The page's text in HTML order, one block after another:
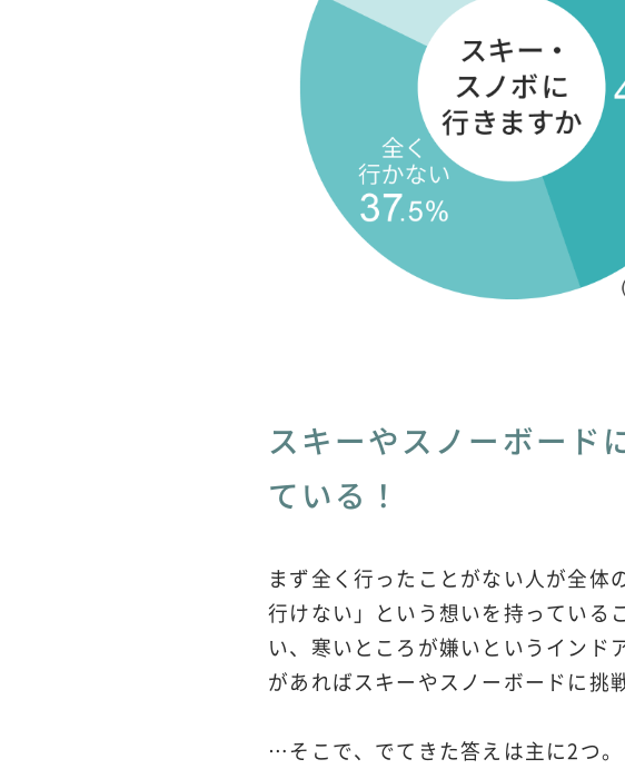
スキーやスノーボード
ている！
まず全く行ったことがない人が全体
行けない」という想いを持っている
い、寒いところが嫌いというインド
があればスキーやスノーボードに挑
…そこで、でてきた答えは主に2つ。